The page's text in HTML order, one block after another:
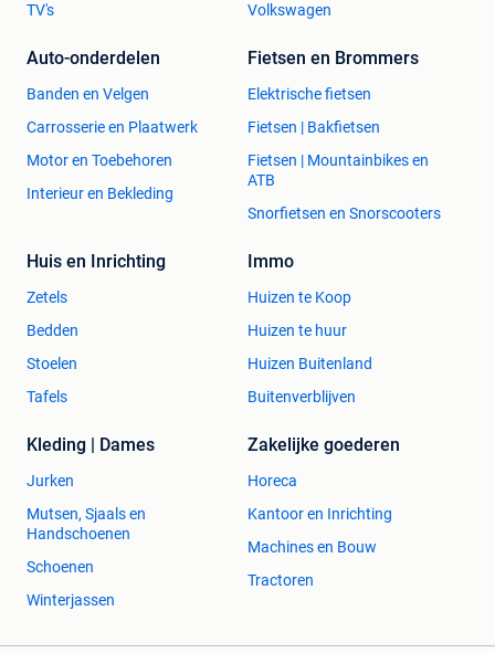
TV's
Volkswagen
Auto-onderdelen
Banden en Velgen
Carrosserie en Plaatwerk
Motor en Toebehoren
Interieur en Bekleding
Fietsen en Brommers
Elektrische fietsen
Fietsen | Bakfietsen
Fietsen | Mountainbikes en
ATB
Snorfietsen en Snorscooters
Huis en Inrichting
Zetels
Bedden
Stoelen
Tafels
Immo
Huizen te Koop
Huizen te huur
Huizen Buitenland
Buitenverblijven
Kleding | Dames
Jurken
Mutsen, Sjaals en
Handschoenen
Schoenen
Winterjassen
Zakelijke goederen
Horeca
Kantoor en Inrichting
Machines en Bouw
Tractoren